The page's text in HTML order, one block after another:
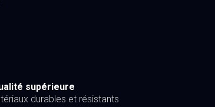
supérieure
durables et résistants